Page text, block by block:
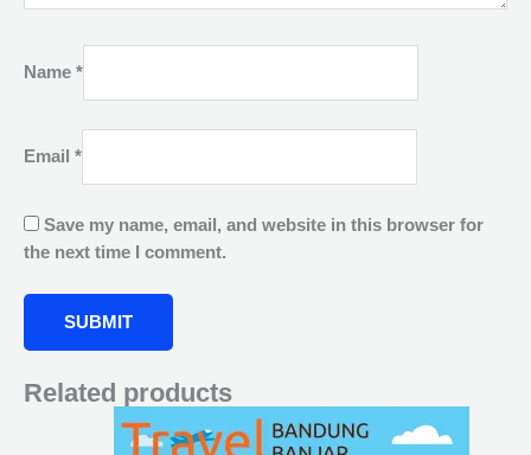
Name *
Email *
Save my name, email, and website in this browser for
the next time I comment.
Related products